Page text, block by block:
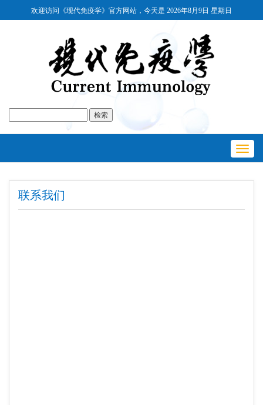
欢迎访问《现代免疫学》官方网站，今天是 2026年8月9日 星期日
联系我们